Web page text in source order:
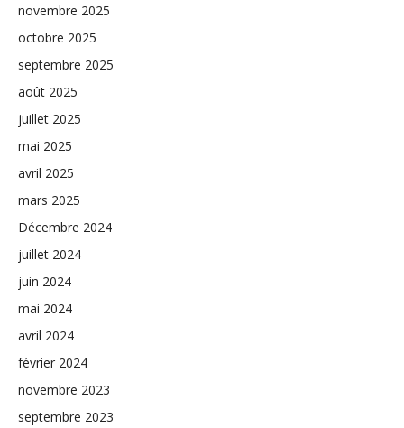
novembre 2025
octobre 2025
septembre 2025
août 2025
juillet 2025
mai 2025
avril 2025
mars 2025
Décembre 2024
juillet 2024
juin 2024
mai 2024
avril 2024
février 2024
novembre 2023
septembre 2023